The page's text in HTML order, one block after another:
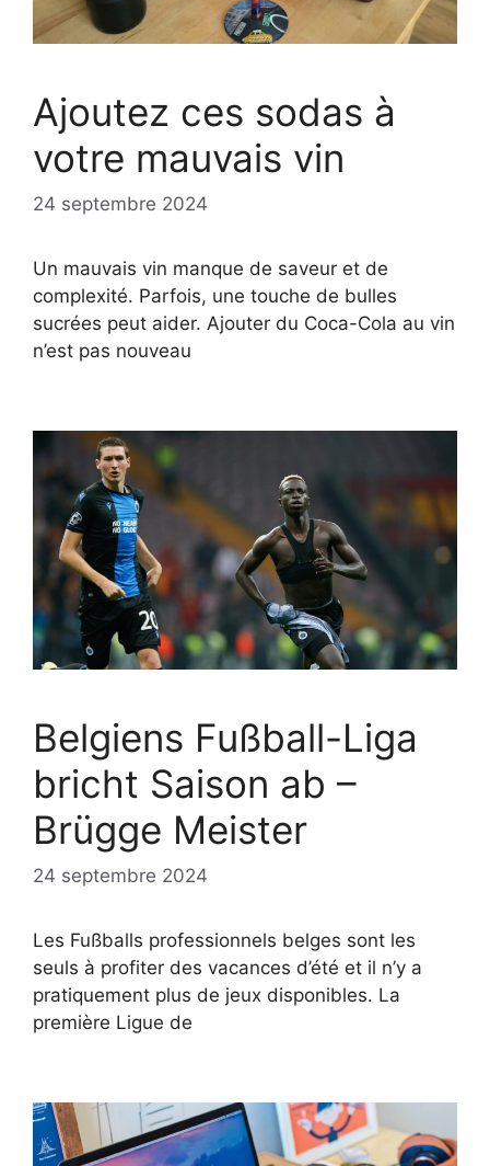
Ajoutez ces sodas à
votre mauvais vin
24 septembre 2024
Un mauvais vin manque de saveur et de
complexité. Parfois, une touche de bulles
sucrées peut aider. Ajouter du Coca-Cola au vin
n’est pas nouveau
Belgiens Fußball-Liga
bricht Saison ab –
Brügge Meister
24 septembre 2024
Les Fußballs professionnels belges sont les
seuls à profiter des vacances d’été et il n’y a
pratiquement plus de jeux disponibles. La
première Ligue de